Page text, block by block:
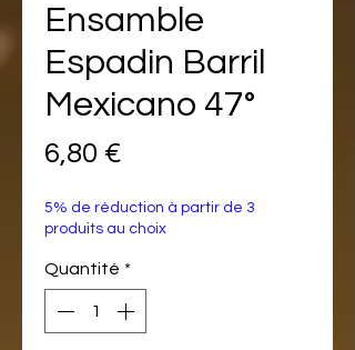
Ensamble
Espadin Barril
Mexicano 47°
6,80 €
5% de réduction à partir de 3
produits au choix
Quantité *